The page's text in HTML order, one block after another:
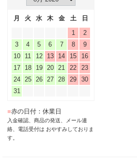
月 火 水 木 金 土
日
1
2
3
4 5 6 7 8
9
10
11 12 13 14 15
16
17
18 19 20 21 22
23
24
25 26 27 28 29
30
31
■赤の日付：休業日
入金確認、商品の発送、メール連
絡、電話受付は おやすみしておりま
す。